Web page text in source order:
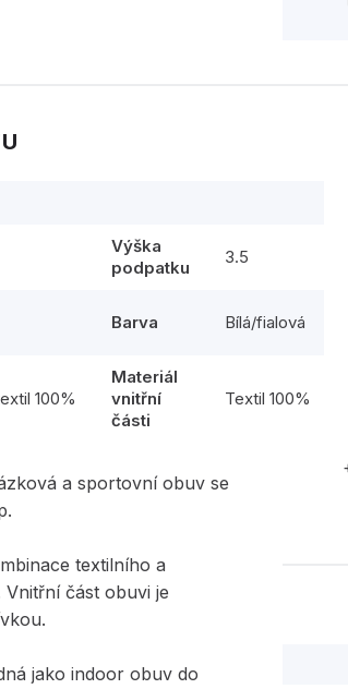
Výška
podpatku
3.5
Barva Bílá/fialová
100%
Materiál
vnitřní
části
Textil 100%
a sportovní obuv se
textilního a
část obuvi je
jako indoor obuv do